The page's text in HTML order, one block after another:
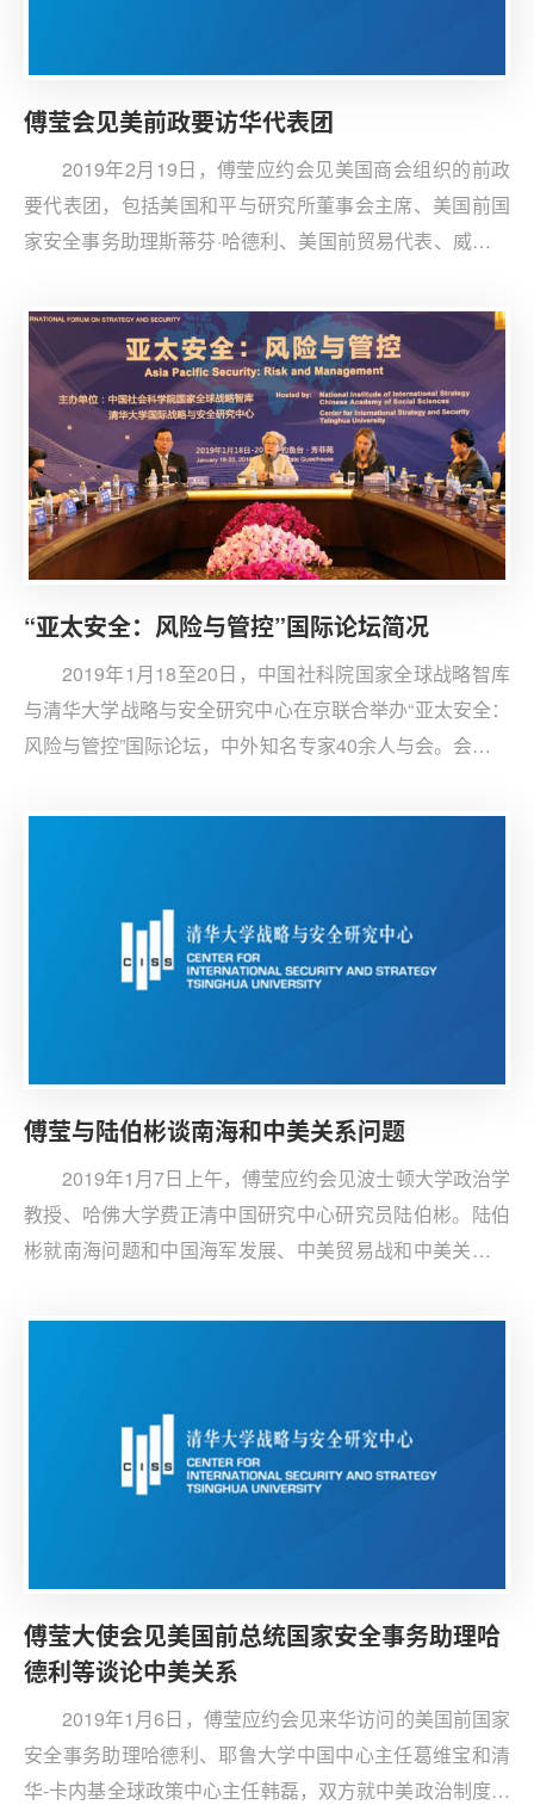
傅莹会见美前政要访华代表团
2019年2月19日，傅莹应约会见美国商会组织的前政
要代表团，包括美国和平与研究所董事会主席、美国前国
家安全事务助理斯蒂芬·哈德利、美国前贸易代表、威凯平
等。美方代表团对中国领导人的拨冗接见和深入交流表示
感谢，并对中美关系和“一带一路”发表了看法和建议。傅
莹大使针对性地做了美方工作，表示希望双方保持沟通，
增进了解，同意加强中美智库合作。
“亚太安全：风险与管控”国际论坛简况
2019年1月18至20日，中国社科院国家全球战略智库
与清华大学战略与安全研究中心在京联合举办“亚太安全：
风险与管控”国际论坛，中外知名专家40余人与会。会议围
管控安全风险的路径及建议三大主题进行研讨。
傅莹与陆伯彬谈南海和中美关系问题
2019年1月7日上午，傅莹应约会见波士顿大学政治学
教授、哈佛大学费正清中国研究中心研究员陆伯彬。陆伯
彬就南海问题和中国海军发展、中美贸易战和中美关系前
绍了中国改革开放的政策和进程，以及中国的周边政策和
傅莹大使会见美国前总统国家安全事务助理哈
德利等谈论中美关系
2019年1月6日，傅莹应约会见来华访问的美国前国家
安全事务助理哈德利、耶鲁大学中国中心主任葛维宝和清
华-卡内基全球政策中心主任韩磊，双方就中美政治制度、